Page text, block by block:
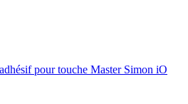
pour touche Master Simon iO